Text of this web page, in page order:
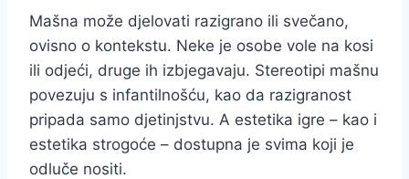
Mašna može djelovati razigrano ili svečano,
ovisno o kontekstu. Neke je osobe vole na kosi
ili odjeći, druge ih izbjegavaju. Stereotipi mašnu
povezuju s infantilnošću, kao da razigranost
pripada samo djetinjstvu. A estetika igre – kao i
estetika strogoće – dostupna je svima koji je
odluče nositi.